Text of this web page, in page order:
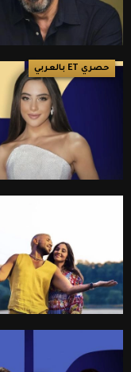
حصري ET بالعربي